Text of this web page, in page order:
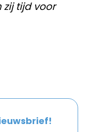
zij tijd voor